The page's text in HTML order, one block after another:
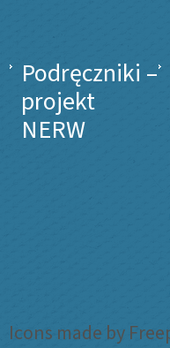
Podręczniki –
projekt
NERW
Icons made by